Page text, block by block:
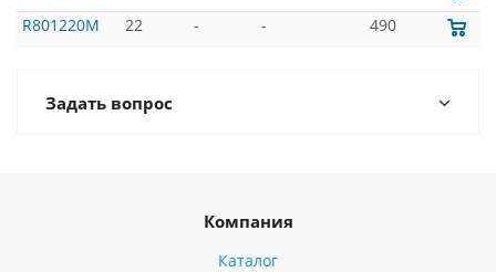
R801220M
22 - - 490
Задать вопрос
Компания
Каталог